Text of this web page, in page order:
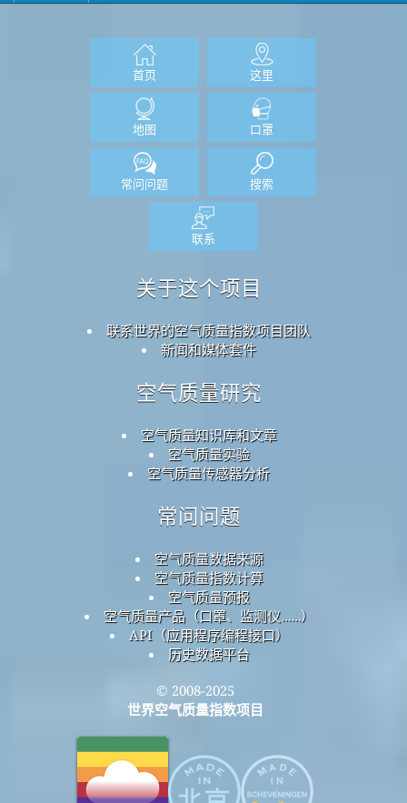
首页 这里
地图 口罩
常问问题 搜索
联系
关于这个项目
联系世界的空气质量指数项目团队
新闻和媒体套件
空气质量研究
空气质量知识库和文章
空气质量实验
空气质量传感器分析
常问问题
空气质量数据来源
空气质量指数计算
空气质量预报
空气质量产品（口罩、监测仪……）
API（应用程序编程接口）
历史数据平台
© 2008-2025
世界空气质量指数项目